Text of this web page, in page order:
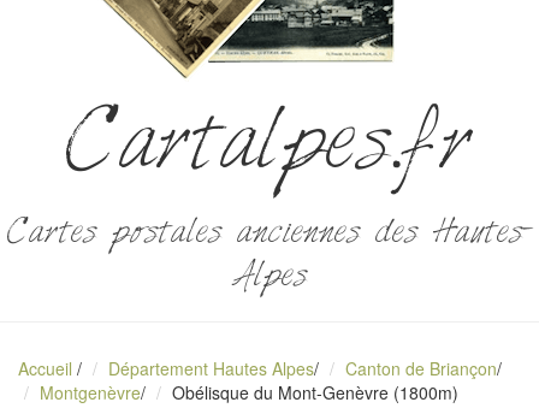
Cartalpes.fr
Cartes postales anciennes des Hautes-
Alpes
Accueil / Département Hautes Alpes/ Canton de Briançon/
Montgenèvre/ Obélisque du Mont-Genèvre (1800m)